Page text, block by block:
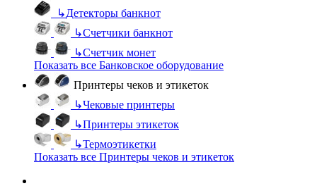
↳Детекторы банкнот
↳Счетчики банкнот
↳Счетчик монет
Показать все Банковское оборудование
Принтеры чеков и этикеток
↳Чековые принтеры
↳Принтеры этикеток
↳Термоэтикетки
Показать все Принтеры чеков и этикеток